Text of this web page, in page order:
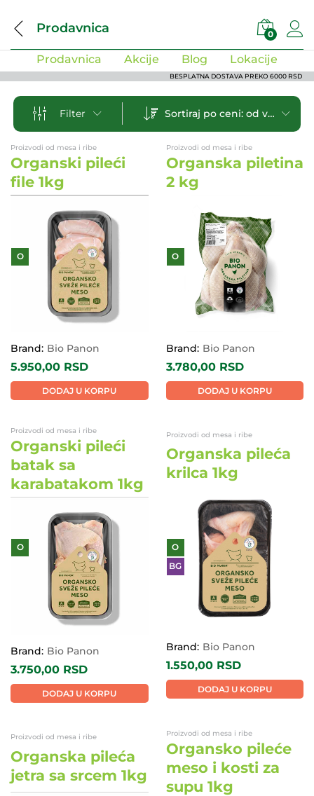
Prodavnica 0
Prodavnica Akcije Blog Lokacije
BESPLATNA DOSTAVA PREKO 6000 RSD
Filter Sortiraj po ceni: od veće ka manjoj
Proizvodi od mesa i ribe
Organski pileći
file 1kg
O
Brand: Bio Panon
5.950,00 RSD
DODAJ U KORPU
Proizvodi od mesa i ribe
Organska piletina
2 kg
O
Brand: Bio Panon
3.780,00 RSD
DODAJ U KORPU
Proizvodi od mesa i ribe
Organski pileći
batak sa
karabatakom 1kg
O
Brand: Bio Panon
3.750,00 RSD
DODAJ U KORPU
Proizvodi od mesa i ribe
Organska pileća
krilca 1kg
O
BG
Brand: Bio Panon
1.550,00 RSD
DODAJ U KORPU
Proizvodi od mesa i ribe
Organska pileća
jetra sa srcem 1kg
Proizvodi od mesa i ribe
Organsko pileće
meso i kosti za
supu 1kg